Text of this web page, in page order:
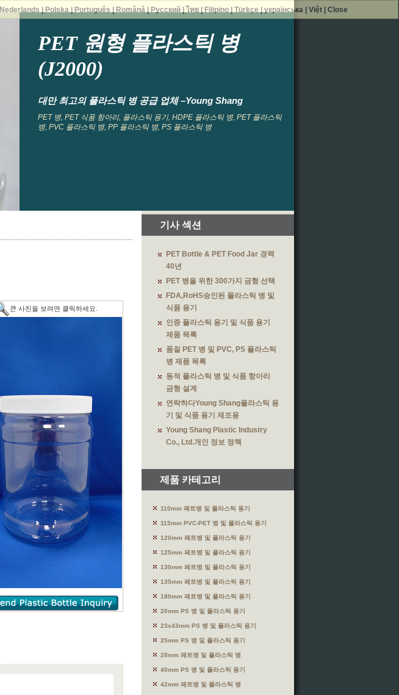
PET 원형 플라스틱 병
(J2000)
대만 최고의 플라스틱 병 공급 업체 –Young Shang
PET 병, PET 식품 항아리, 플라스틱 용기, HDPE 플라스틱 병, PET 플라스틱
병, PVC 플라스틱 병, PP 플라스틱 병, PS 플라스틱 병
큰 사진을 보려면 클릭하세요.
기사 섹션
PET Bottle & PET Food Jar 경력
40년
PET 병을 위한 300가지 금형 선택
FDA,RoHS승인된 플라스틱 병 및
식품 용기
인증 플라스틱 용기 및 식품 용기
제품 목록
품질 PET 병 및 PVC, PS 플라스틱
병 제품 목록
동적 플라스틱 병 및 식품 항아리
금형 설계
연락하다Young Shang플라스틱 용
기 및 식품 용기 제조용
Young Shang Plastic Industry
Co., Ltd.개인 정보 정책
제품 카테고리
110mm 페트병 및 플라스틱 용기
115mm PVC-PET 병 및 플라스틱 용기
120mm 페트병 및 플라스틱 용기
125mm 페트병 및 플라스틱 용기
130mm 페트병 및 플라스틱 용기
135mm 페트병 및 플라스틱 용기
180mm 페트병 및 플라스틱 용기
20mm PS 병 및 플라스틱 용기
23x43mm PS 병 및 플라스틱 용기
25mm PS 병 및 플라스틱 용기
28mm 페트병 및 플라스틱 병
40mm PS 병 및 플라스틱 용기
42mm 페트병 및 플라스틱 병
Nederlands Polska| Português Română| Русский| ไทย| Filipino| Türkçe українська| Việt| Close